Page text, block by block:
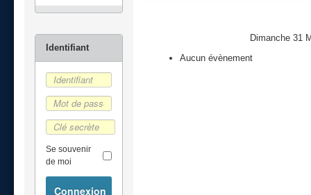
Se souvenir
de moi
Connexion
Dimanche 31
Aucun évènement